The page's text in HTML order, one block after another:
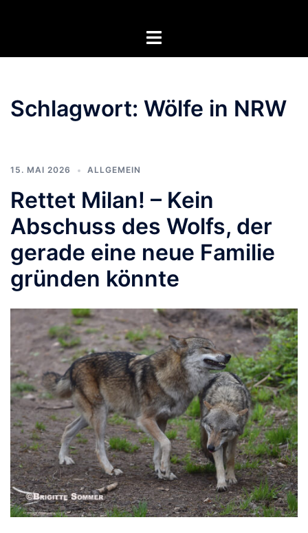
Menü
Schlagwort: Wölfe in NRW
15. MAI 2026 ALLGEMEIN
Rettet Milan! – Kein
Abschuss des Wolfs, der
gerade eine neue Familie
gründen könnte